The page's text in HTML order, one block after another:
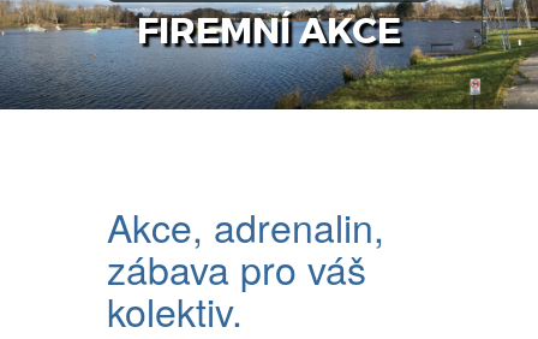
FIREMNÍ AKCE
Akce, adrenalin,
zábava pro váš
kolektiv.